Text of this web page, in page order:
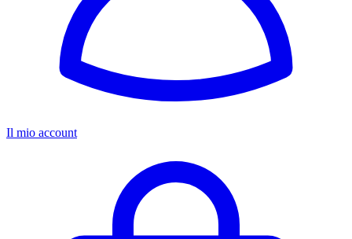
Il mio account